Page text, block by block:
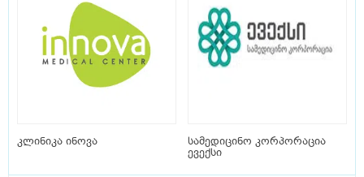
კლინიკა ინოვა
სამედიცინო კორპორაცია
ევექსი